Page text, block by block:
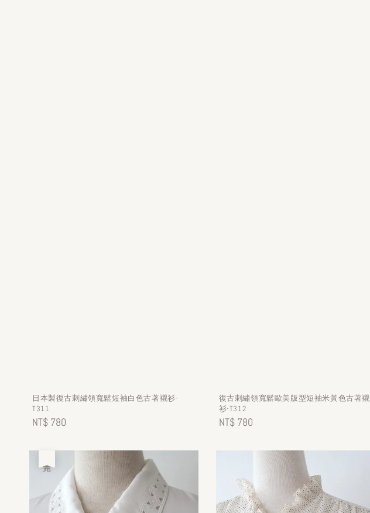
日本製復古刺繡領寬鬆短袖白色古著襯衫-
T311
Regular
NT$ 780
復古刺繡領寬鬆歐美版型短袖米黃色古著襯
衫-T312
Regular
NT$ 780